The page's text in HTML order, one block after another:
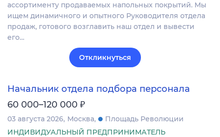
ассортименту продаваемых напольных покрытий. Мы
ищем динамичного и опытного Руководителя отдела
продаж, готового возглавить наш отдел и вывести
его…
Откликнуться
Начальник отдела подбора персонала
60 000–120 000 ₽
03 августа 2026 Москва
Площадь Революции
ИНДИВИДУАЛЬНЫЙ ПРЕДПРИНИМАТЕЛЬ